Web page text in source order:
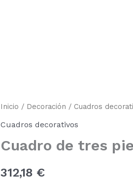
Inicio / Decoración / Cuadros
Cuadros decorativos
Cuadro de tres
312,18 €
Cuadro
tres
nocturno